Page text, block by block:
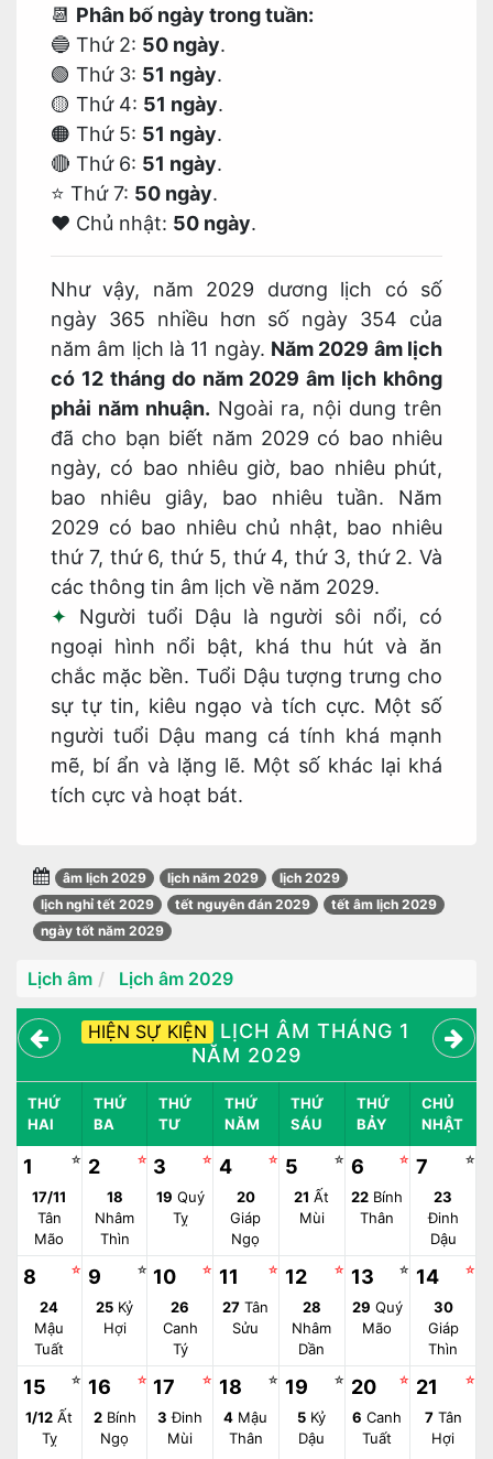
📆 Phân bố ngày trong tuần:
🔵 Thứ 2: 50 ngày.
🟢 Thứ 3: 51 ngày.
🟡 Thứ 4: 51 ngày.
🟠 Thứ 5: 51 ngày.
🔴 Thứ 6: 51 ngày.
⭐ Thứ 7: 50 ngày.
❤️ Chủ nhật: 50 ngày.
Như vậy, năm 2029 dương lịch có số
ngày 365 nhiều hơn số ngày 354 của
năm âm lịch là 11 ngày. Năm 2029 âm lịch
có 12 tháng do năm 2029 âm lịch không
phải năm nhuận. Ngoài ra, nội dung trên
đã cho bạn biết năm 2029 có bao nhiêu
ngày, có bao nhiêu giờ, bao nhiêu phút,
bao nhiêu giây, bao nhiêu tuần. Năm
2029 có bao nhiêu chủ nhật, bao nhiêu
thứ 7, thứ 6, thứ 5, thứ 4, thứ 3, thứ 2. Và
các thông tin âm lịch về năm 2029.
Người tuổi Dậu là người sôi nổi, có
ngoại hình nổi bật, khá thu hút và ăn
chắc mặc bền. Tuổi Dậu tượng trưng cho
sự tự tin, kiêu ngạo và tích cực. Một số
người tuổi Dậu mang cá tính khá mạnh
mẽ, bí ẩn và lặng lẽ. Một số khác lại khá
tích cực và hoạt bát.
âm lịch 2029 lịch năm 2029
lịch 2029
lịch nghỉ tết 2029
tết nguyên đán 2029
tết âm lịch 2029
ngày tốt năm 2029
Lịch âm Lịch âm 2029
HIỆN SỰ KIỆN
LỊCH ÂM THÁNG 1
NĂM 2029
THỨ
HAI
THỨ
BA
THỨ
TƯ
THỨ
NĂM
THỨ
SÁU
THỨ
BẢY
CHỦ
NHẬT
1 ☆
17/11
Tân
Mão
2 ☆
18
Nhâm
Thìn
3 ☆
19 Quý
Tỵ
4 ☆
20
Giáp
Ngọ
5 ☆
21 Ất
Mùi
6 ☆
22 Bính
Thân
7 ☆
23
Đinh
Dậu
8 ☆
24
Mậu
Tuất
9 ☆
25 Kỷ
Hợi
10 ☆
26
Canh
Tý
11 ☆
27 Tân
Sửu
12 ☆
28
Nhâm
Dần
13 ☆
29 Quý
Mão
14 ☆
30
Giáp
Thìn
15 ☆
1/12 Ất
Tỵ
16 ☆
2Bính
Ngọ
17 ☆
3 Đinh
Mùi
18 ☆
4 Mậu
Thân
19 ☆
5 Kỷ
Dậu
20 ☆
6 Canh
Tuất
21 ☆
7Tân
Hợi